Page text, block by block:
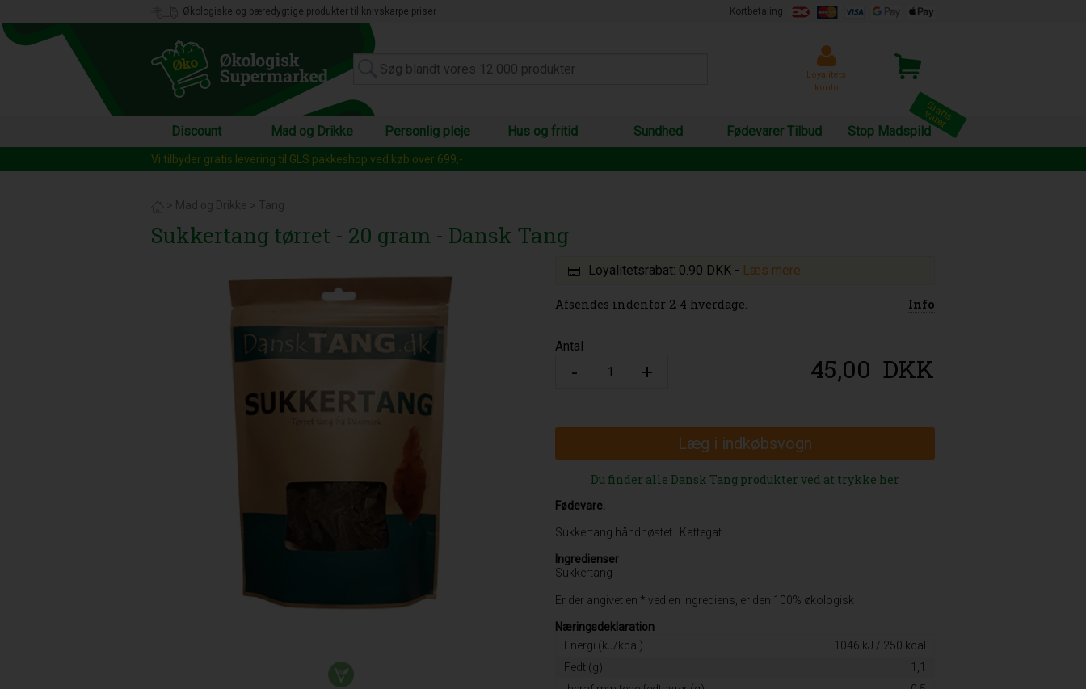
Økologiske og bæredygtige produkter til knivskarpe priser Kortbetaling
Loyalitets
konto
Discount Mad og Drikke Personlig pleje Hus og fritid Sundhed Fødevarer Tilbud Stop Madspild
Vi tilbyder gratis levering til GLS pakkeshop ved køb over 699,-
> Mad og Drikke > Tang
Sukkertang tørret - 20 gram - Dansk Tang
Loyalitetsrabat: 0.90 DKK - Læs mere
Afsendes indenfor 2-4 hverdage. Info
Antal
45,00 DKK
Læg i indkøbsvogn
Du finder alle Dansk Tang produkter ved at trykke her
Fødevare.
Sukkertang håndhøstet i Kattegat.
Ingredienser
Sukkertang
Er der angivet en * ved en ingrediens, er den 100% økologisk
Næringsdeklaration
Energi (kJ/kcal)
1046 kJ / 250 kcal
Fedt (g)
1,1